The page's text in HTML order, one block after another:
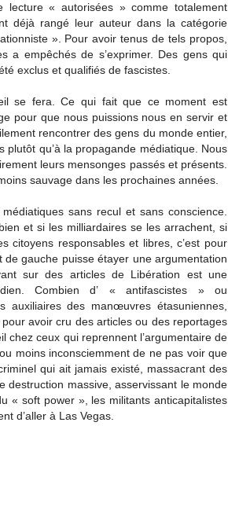
lecture « autorisées » comme totalement
déjà rangé leur auteur dans la catégorie
». Pour avoir tenus de tels propos,
empêchés de s’exprimer. Des gens qui
exclus et qualifiés de fascistes.
se fera. Ce qui fait que ce moment est
pour que nous puissions nous en servir et
rencontrer des gens du monde entier,
qu’à la propagande médiatique. Nous
leurs mensonges passés et présents.
sauvage dans les prochaines années.
sans recul et sans conscience.
et si les milliardaires se les arrachent, si
citoyens responsables et libres, c’est pour
gauche puisse étayer une argumentation
sur des articles de Libération est une
Combien d’ « antifascistes » ou
des manœuvres étasuniennes,
avoir cru des articles ou des reportages
chez ceux qui reprennent l’argumentaire de
moins inconsciemment de ne pas voir que
qui ait jamais existé, massacrant des
destruction massive, asservissant le monde
« soft power », les militants anticapitalistes
d’aller à Las Vegas.